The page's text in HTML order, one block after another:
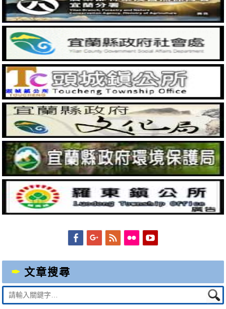
FacebookGoogleplus
Feed Flickr
文章搜尋
Suche
nach: